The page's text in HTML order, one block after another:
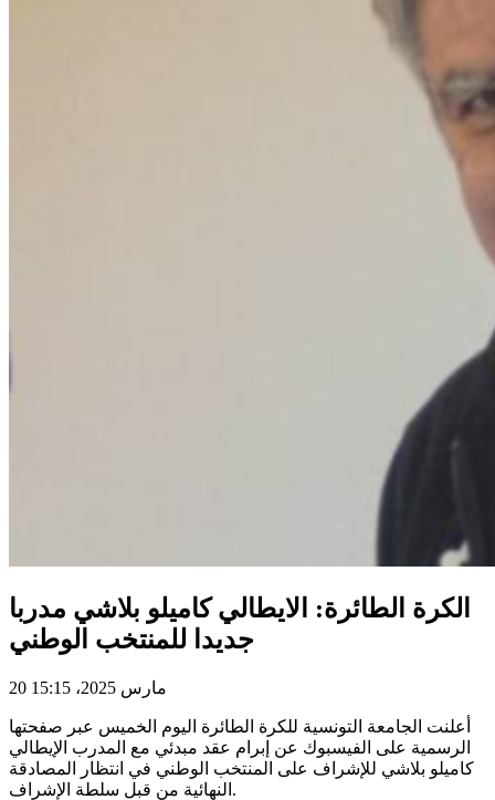
الكرة الطائرة: الايطالي كاميلو بلاشي مدربا
جديدا للمنتخب الوطني
20 مارس 2025، 15:15
أعلنت الجامعة التونسية للكرة الطائرة اليوم الخميس عبر صفحتها
الرسمية على الفيسبوك عن إبرام عقد مبدئي مع المدرب الإيطالي
كاميلو بلاشي للإشراف على المنتخب الوطني في انتظار المصادقة
النهائية من قبل سلطة الإشراف.